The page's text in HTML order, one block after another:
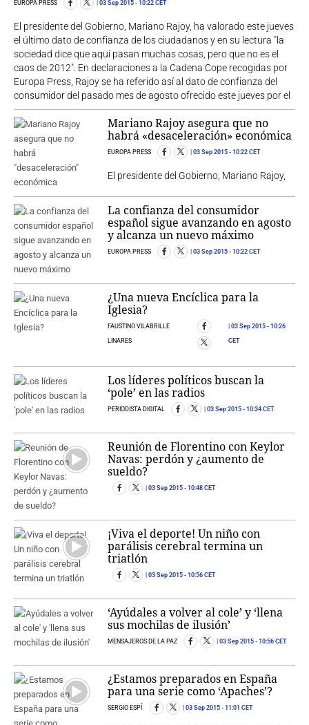
EUROPA PRESS 03 Sep 2015 - 10:22 CET
El presidente del Gobierno, Mariano Rajoy, ha valorado este jueves
el último dato de confianza de los ciudadanos y en su lectura "la
sociedad dice que aquí pasan muchas cosas, pero que no es el
caos de 2012". En declaraciones a la Cadena Cope recogidas por
Europa Press, Rajoy se ha referido así al dato de confianza del
consumidor del pasado mes de agosto ofrecido este jueves por el
Mariano Rajoy asegura que no
habrá «desaceleración» económica
EUROPA PRESS 03 Sep 2015 - 10:22 CET
El presidente del Gobierno, Mariano Rajoy,
La confianza del consumidor
español sigue avanzando en agosto
y alcanza un nuevo máximo
EUROPA PRESS 03 Sep 2015 - 10:22 CET
¿Una nueva Encíclica para la
Iglesia?
FAUSTINO VILABRILLE
LINARES
03 Sep 2015 - 10:26
CET
Los líderes políticos buscan la
‘pole’ en las radios
PERIODISTA DIGITAL 03 Sep 2015 - 10:34 CET
Reunión de Florentino con Keylor
Navas: perdón y ¿aumento de
sueldo?
03 Sep 2015 - 10:48 CET
¡Viva el deporte! Un niño con
parálisis cerebral termina un
triatlón
03 Sep 2015 - 10:56 CET
‘Ayúdales a volver al cole’ y ‘llena
sus mochilas de ilusión’
MENSAJEROS DE LA PAZ 03 Sep 2015 - 10:56 CET
¿Estamos preparados en España
para una serie como ‘Apaches’?
SERGIO ESPÍ 03 Sep 2015 - 11:01 CET